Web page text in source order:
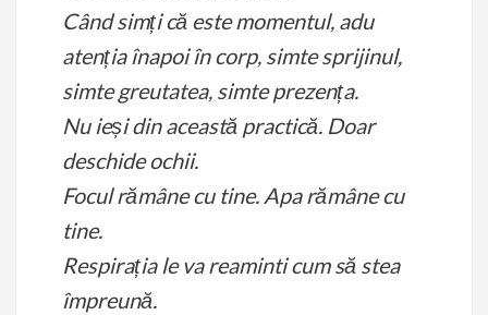
Când simți că este momentul, adu
atenția înapoi în corp, simte sprijinul,
simte greutatea, simte prezența.
Nu ieși din această practică. Doar
deschide ochii.
Focul rămâne cu tine. Apa rămâne cu
tine.
Respirația le va reaminti cum să stea
împreună.